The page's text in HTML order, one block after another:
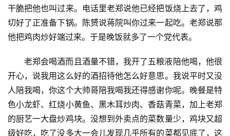
干脆把他也叫过来。电话里老郑说他已经把饭烧上去了，鸡
切好了正准备下锅。陈赟说蒋院叫你过来一起吃。老郑说那
他把鸡肉炒好端过来。于是晚饭就多了一个党代表。
老郑会喝酒而且酒量不错，我开了五粮液陪他喝，他很
开心，说我用这么好的酒招待他怎么好意思。我说平时又没
人陪我喝，你这个大帅哥陪我喝我还得感谢你呢。晚餐是特
色小龙虾、红烧小黄鱼、黑木耳炒肉、香菇青菜，加上老郑
的厨艺一大盘炒鸡块。没想到外卖点的菜数量少，鸡块又超
级好吃，吃了没多大一会儿发现几乎所有的菜都见底了，这